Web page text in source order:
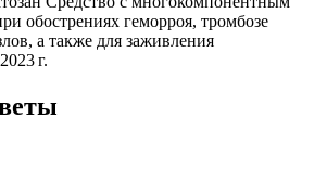
обострениях геморроя, тромбозе
а также для заживления
г.